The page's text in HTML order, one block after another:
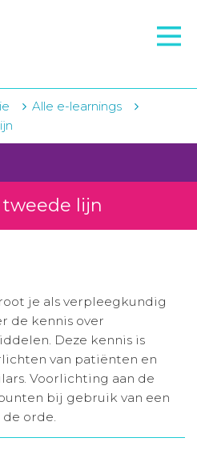
Alle e-learnings
lijn
je als verpleegkundig
de kennis over
Deze kennis is
van patiënten en
Voorlichting aan de
bij gebruik van een
orde.